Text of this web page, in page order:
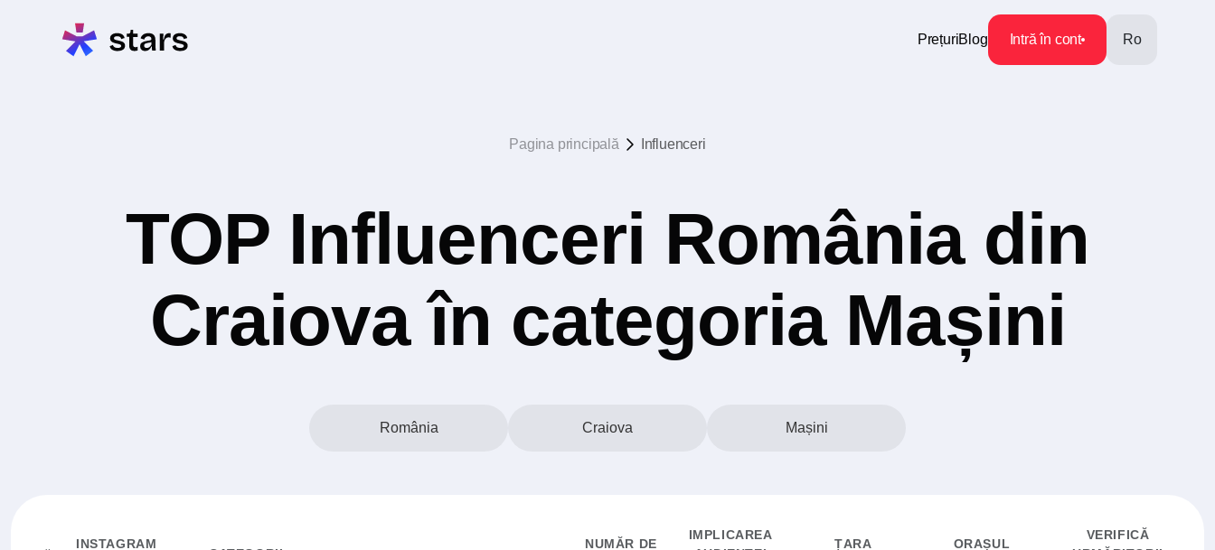
PrețuriBlog Intră în cont Ro
Pagina principală Influenceri
TOP Influenceri România din
Craiova în categoria Mașini
România Craiova Mașini
INSTAGRAM
NUMĂR DE
IMPLICAREA
ȚARA
ORAȘUL
VERIFICĂ